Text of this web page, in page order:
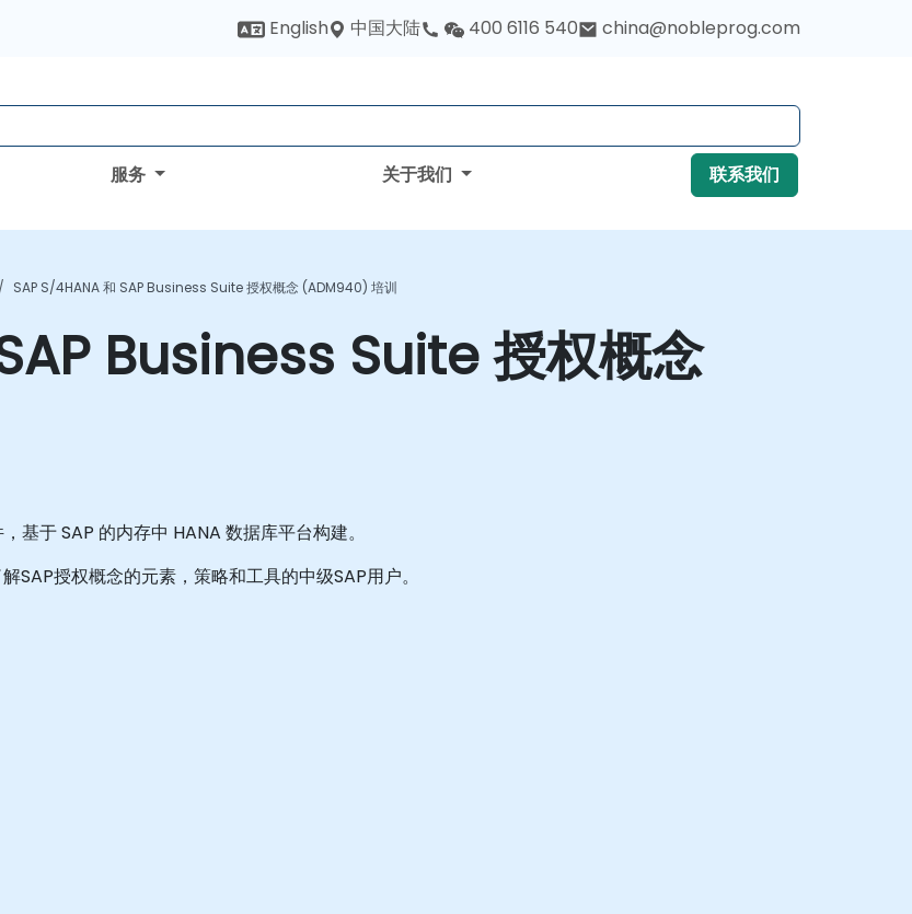
English 中国大陆 400 6116 540 china@nobleprog.com
服务 关于我们 联系我们
SAP S/4HANA 和 SAP Business Suite 授权概念 (ADM940) 培训
Business Suite 授权概念
于 SAP 的内存中 HANA 数据库平台构建。
授权概念的元素，策略和工具的中级SAP用户。